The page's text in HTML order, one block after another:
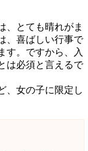
、とても晴れがま
、喜ばしい行事で
す。ですから、入
は必須と言えるで
、女の子に限定し